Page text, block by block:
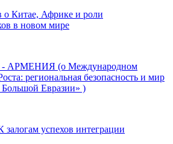
Китае, Африке и роли
в новом мире
АРМЕНИЯ (о Международном
региональная безопасность и мир
Большой Евразии» )
успехов интеграции